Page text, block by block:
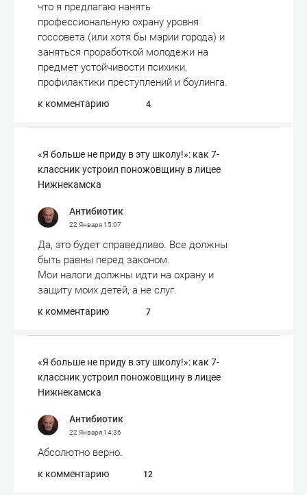
что я предлагаю нанять
профессиональную охрану уровня
госсовета (или хотя бы мэрии города) и
заняться проработкой молодежи на
предмет устойчивости психики,
профилактики преступлений и боулинга.
к комментарию 4
«Я больше не приду в эту школу!»: как 7-
классник устроил поножовщину в лицее
Нижнекамска
Антибиотик
22 Января15:07
Да, это будет справедливо. Все должны
быть равны перед законом.
Мои налоги должны идти на охрану и
защиту моих детей, а не слуг.
к комментарию 7
«Я больше не приду в эту школу!»: как 7-
классник устроил поножовщину в лицее
Нижнекамска
Антибиотик
22 Января14:36
Абсолютно верно.
к комментарию 12